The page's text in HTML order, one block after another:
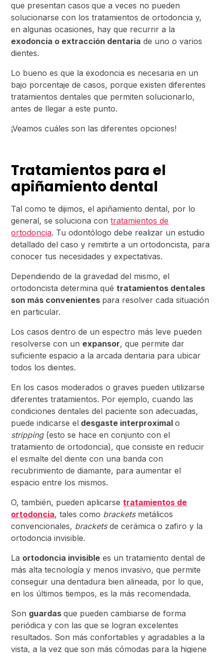
que presentan casos que a veces no pueden
solucionarse con los tratamientos de ortodoncia y,
en algunas ocasiones, hay que recurrir a la
exodoncia o extracción dentaria de uno o varios
dientes.
Lo bueno es que la exodoncia es necesaria en un
bajo porcentaje de casos, porque existen diferentes
tratamientos dentales que permiten solucionarlo,
antes de llegar a este punto.
¡Veamos cuáles son las diferentes opciones!
Tratamientos para el
apiñamiento dental
Tal como te dijimos, el apiñamiento dental, por lo
general, se soluciona contratamientos de
ortodoncia. Tu odontólogo debe realizar un estudio
detallado del caso y remitirte a un ortodoncista, para
conocer tus necesidades y expectativas.
Dependiendo de la gravedad del mismo, el
ortodoncista determina quétratamientos dentales
son más convenientes para resolver cada situación
en particular.
Los casos dentro de un espectro más leve pueden
resolverse con un expansor, que permite dar
suficiente espacio a la arcada dentaria para ubicar
todos los dientes.
En los casos moderados o graves pueden utilizarse
diferentes tratamientos. Por ejemplo, cuando las
condiciones dentales del paciente son adecuadas,
puede indicarse el desgaste interproximalo
stripping (esto se hace en conjunto con el
tratamiento de ortodoncia), que consiste en reducir
el esmalte del diente con una banda con
recubrimiento de diamante, para aumentar el
espacio entre los mismos.
O, también, pueden aplicarsetratamientos de
ortodoncia, tales como brackets metálicos
convencionales, bracketsde cerámica o zafiro y la
ortodoncia invisible.
La ortodoncia invisible es un tratamiento dental de
más alta tecnología y menos invasivo, que permite
conseguir una dentadura bien alineada, por lo que,
en los últimos tiempos, es la más recomendada.
Son guardasque pueden cambiarse de forma
periódica y con las que se logran excelentes
resultados. Son más confortables y agradables a la
vista, a la vez que son más cómodas para la higiene